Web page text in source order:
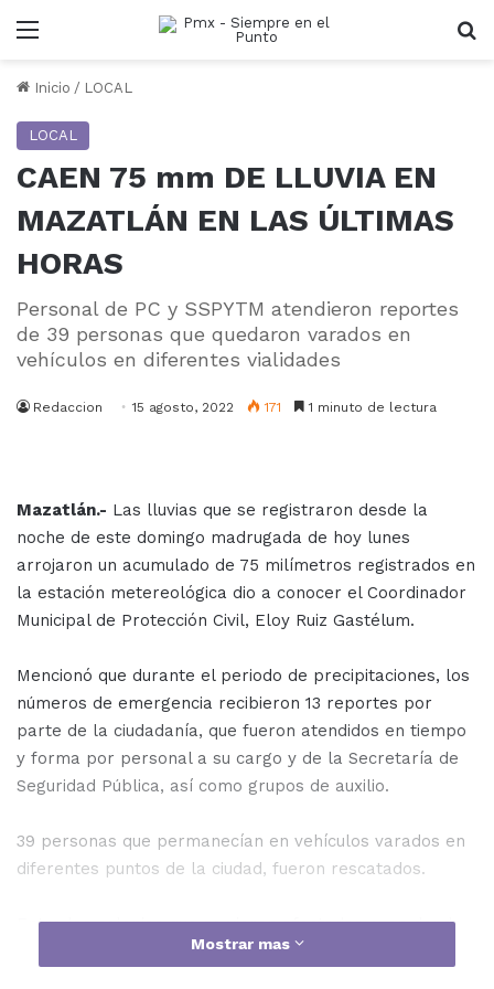
Menu
Inicio / LOCAL
LOCAL
CAEN 75 mm DE LLUVIA EN
MAZATLÁN EN LAS ÚLTIMAS
HORAS
Personal de PC y SSPYTM atendieron reportes
de 39 personas que quedaron varados en
vehículos en diferentes vialidades
Redaccion 15 agosto, 2022 171 1 minuto de lectura
Mazatlán.- Las lluvias que se registraron desde la
noche de este domingo madrugada de hoy lunes
arrojaron un acumulado de 75 milímetros registrados en
la estación metereológica dio a conocer el Coordinador
Municipal de Protección Civil, Eloy Ruiz Gastélum.
Mencionó que durante el periodo de precipitaciones, los
números de emergencia recibieron 13 reportes por
parte de la ciudadanía, que fueron atendidos en tiempo
y forma por personal a su cargo y de la Secretaría de
Seguridad Pública, así como grupos de auxilio.
39 personas que permanecían en vehículos varados en
diferentes puntos de la ciudad, fueron rescatados.
Entre las colonias que se vieron afectadas, y en donde
hubo cierres parciales de calles están el Infonavit
Mostrar mas